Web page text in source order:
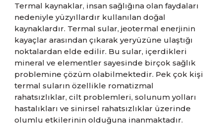
Termal kaynaklar, insan sağlığına olan faydaları
nedeniyle yüzyıllardır kullanılan doğal
kaynaklardır. Termal sular, jeotermal enerjinin
kayaçlar arasından çıkarak yeryüzüne ulaştığı
noktalardan elde edilir. Bu sular, içerdikleri
mineral ve elementler sayesinde birçok sağlık
problemine çözüm olabilmektedir. Pek çok kişi
termal suların özellikle romatizmal
rahatsızlıklar, cilt problemleri, solunum yolları
hastalıkları ve sinirsel rahatsızlıklar üzerinde
olumlu etkilerinin olduğuna inanmaktadır.